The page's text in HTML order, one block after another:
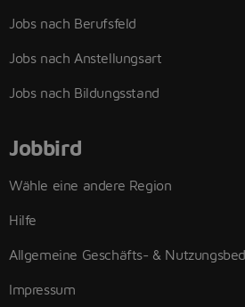
Jobs nach Berufsfeld
Jobs nach Anstellungsart
Jobs nach Bildungsstand
Jobbird
Wähle eine andere Region
Hilfe
Allgemeine Geschäfts- &
Impressum